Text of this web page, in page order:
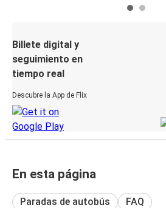
Billete digital y
seguimiento en
tiempo real
Descubre la App de Flix
En esta página
Paradas de autobús FAQ